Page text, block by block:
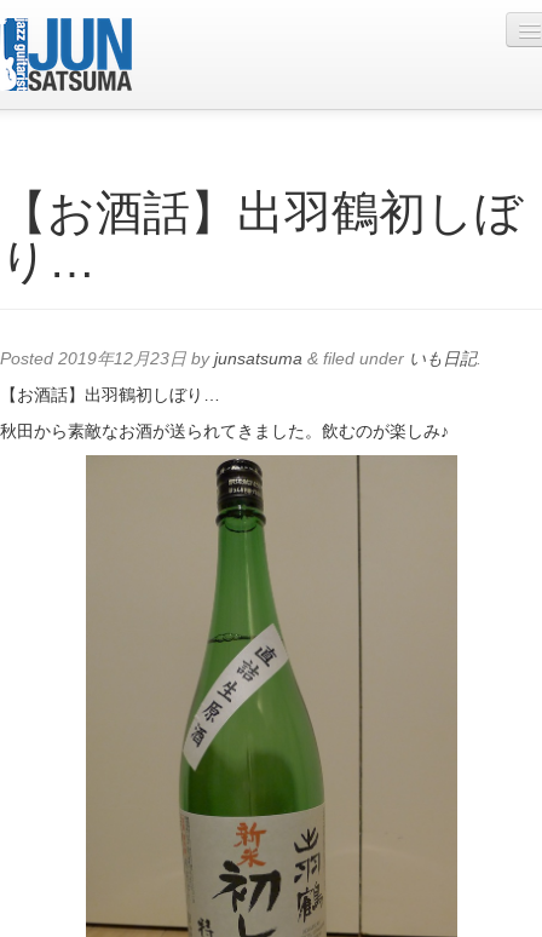
Live Schedule
Discography
Contact
YouTube
【お酒話】出羽鶴初しぼ
り…
Posted 2019年12月23日 byjunsatsuma & filed under いも日記.
【お酒話】出羽鶴初しぼり…
秋田から素敵なお酒が送られてきました。飲むのが楽しみ♪